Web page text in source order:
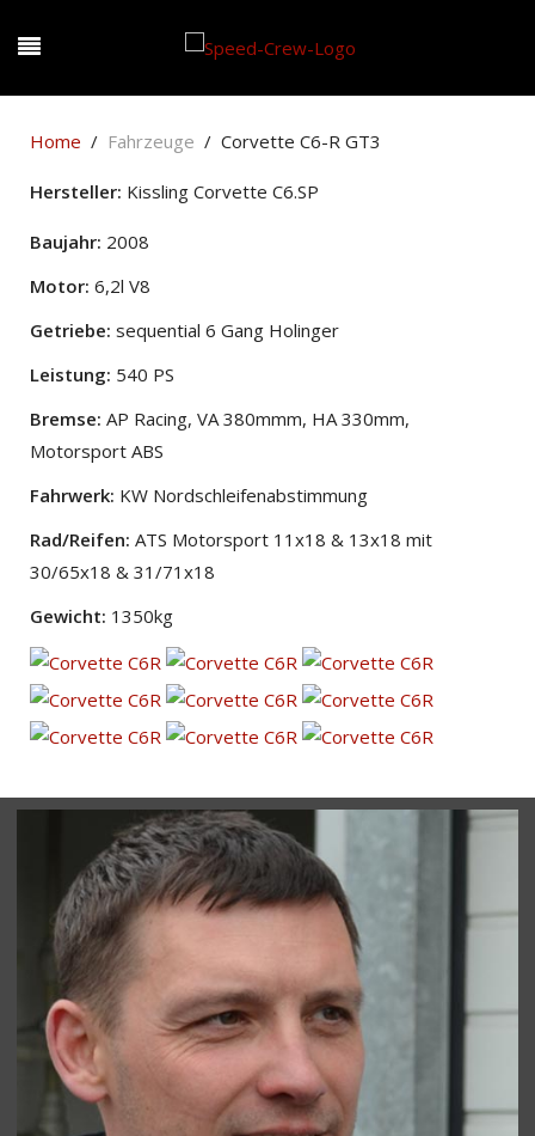
Home Fahrzeuge Corvette C6-R GT3
Hersteller: Kissling Corvette C6.SP
Baujahr: 2008
Motor: 6,2l V8
Getriebe: sequential 6 Gang Holinger
Leistung: 540 PS
Bremse: AP Racing, VA 380mmm, HA 330mm,
Motorsport ABS
Fahrwerk: KW Nordschleifenabstimmung
Rad/Reifen: ATS Motorsport 11x18 & 13x18 mit
30/65x18 & 31/71x18
Gewicht: 1350kg